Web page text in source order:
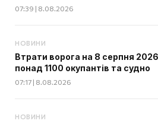
07:39 | 8.08.2026
НОВИНИ
Втрати ворога на 8 серпня
понад 1100 окупантів та судно
07:17 | 8.08.2026
НОВИНИ